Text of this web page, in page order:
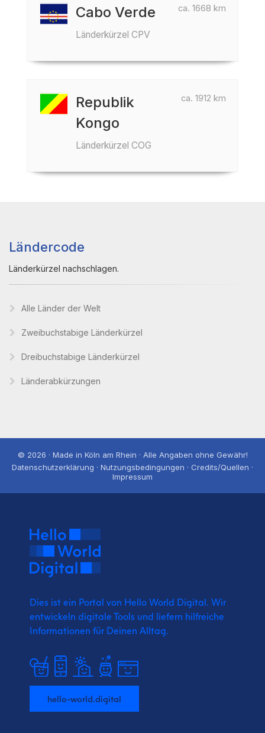
ca. 1668 km
Cabo Verde
Länderkürzel CPV
ca. 1912 km
Republik
Kongo
Länderkürzel COG
Ländercode
Länderkürzel nachschlagen.
Alle Länder der Welt
Zweibuchstabige Länderkürzel
Dreibuchstabige Länderkürzel
Länderabkürzungen
© 2026 · Made in Köln am Rhein · Alle Angaben ohne Gewähr!
Datenschutzerklärung · Nutzungsbedingungen · Credits/Quellen ·
Impressum
Dies ist ein Portal von Hello World Digital. Wir
entwickeln digitale Tools und liefern hilfreiche
Informationen für Deinen Alltag.
hello-world.digital